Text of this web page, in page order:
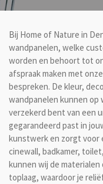
Bij Home of Nature in
wandpanelen, welke
worden en behoort tot
afspraak maken met
bespreken. De kleur,
wandpanelen kunnen op
verzekerd bent van een
gegarandeerd past in
kunstwerk en zorgt voor
cinewall, badkamer,
kunnen wij de
toplaag, waardoor je